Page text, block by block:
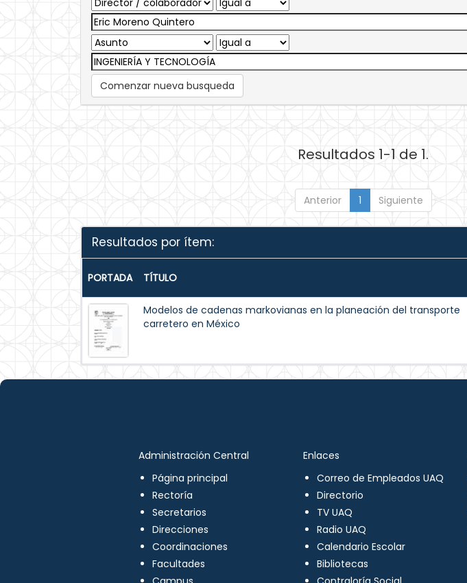
Comenzar nueva busqueda
Resultados 1-1 de 1.
Anterior 1 Siguiente
Resultados por ítem:
PORTADA TÍTULO
Modelos de cadenas markovianas en la planeación del transporte
carretero en México
Administración Central
Página principal
Rectoría
Secretarios
Direcciones
Coordinaciones
Facultades
Enlaces
Correo de Empleados UAQ
Directorio
TV UAQ
Radio UAQ
Calendario Escolar
Bibliotecas